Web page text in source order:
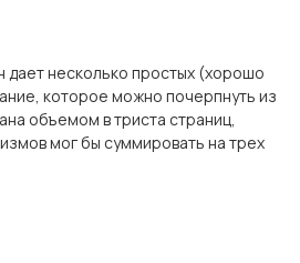
дает несколько простых (хорошо
которое можно почерпнуть из
объемом в триста страниц,
мог бы суммировать на трех